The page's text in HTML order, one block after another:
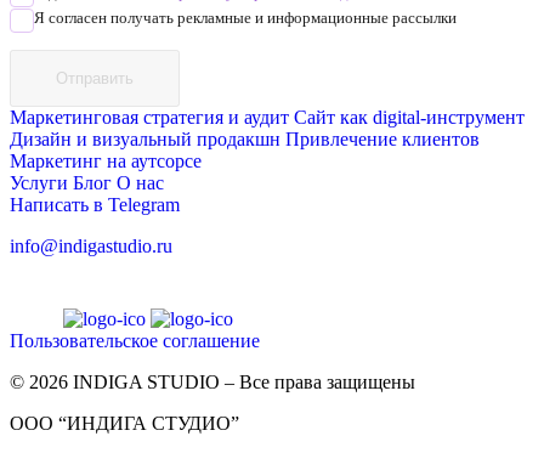
Я согласен получать рекламные и информационные рассылки
Отправить
Маркетинговая стратегия и аудит Сайт как digital-инструмент
Дизайн и визуальный продакшн Привлечение клиентов
Маркетинг на аутсорсе
Услуги Блог О нас
Написать в Telegram
info@indigastudio.ru
Пользовательское соглашение
© 2026 INDIGA STUDIO – Все права защищены
ООО “ИНДИГА СТУДИО”